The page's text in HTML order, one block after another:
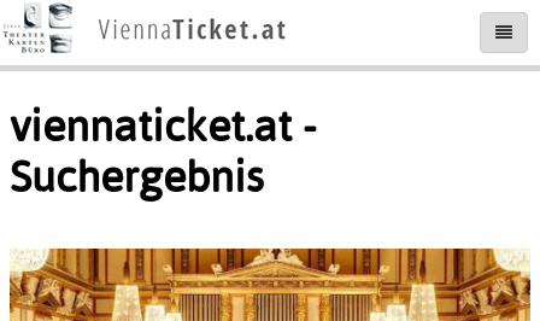
viennaticket.at -
Suchergebnis